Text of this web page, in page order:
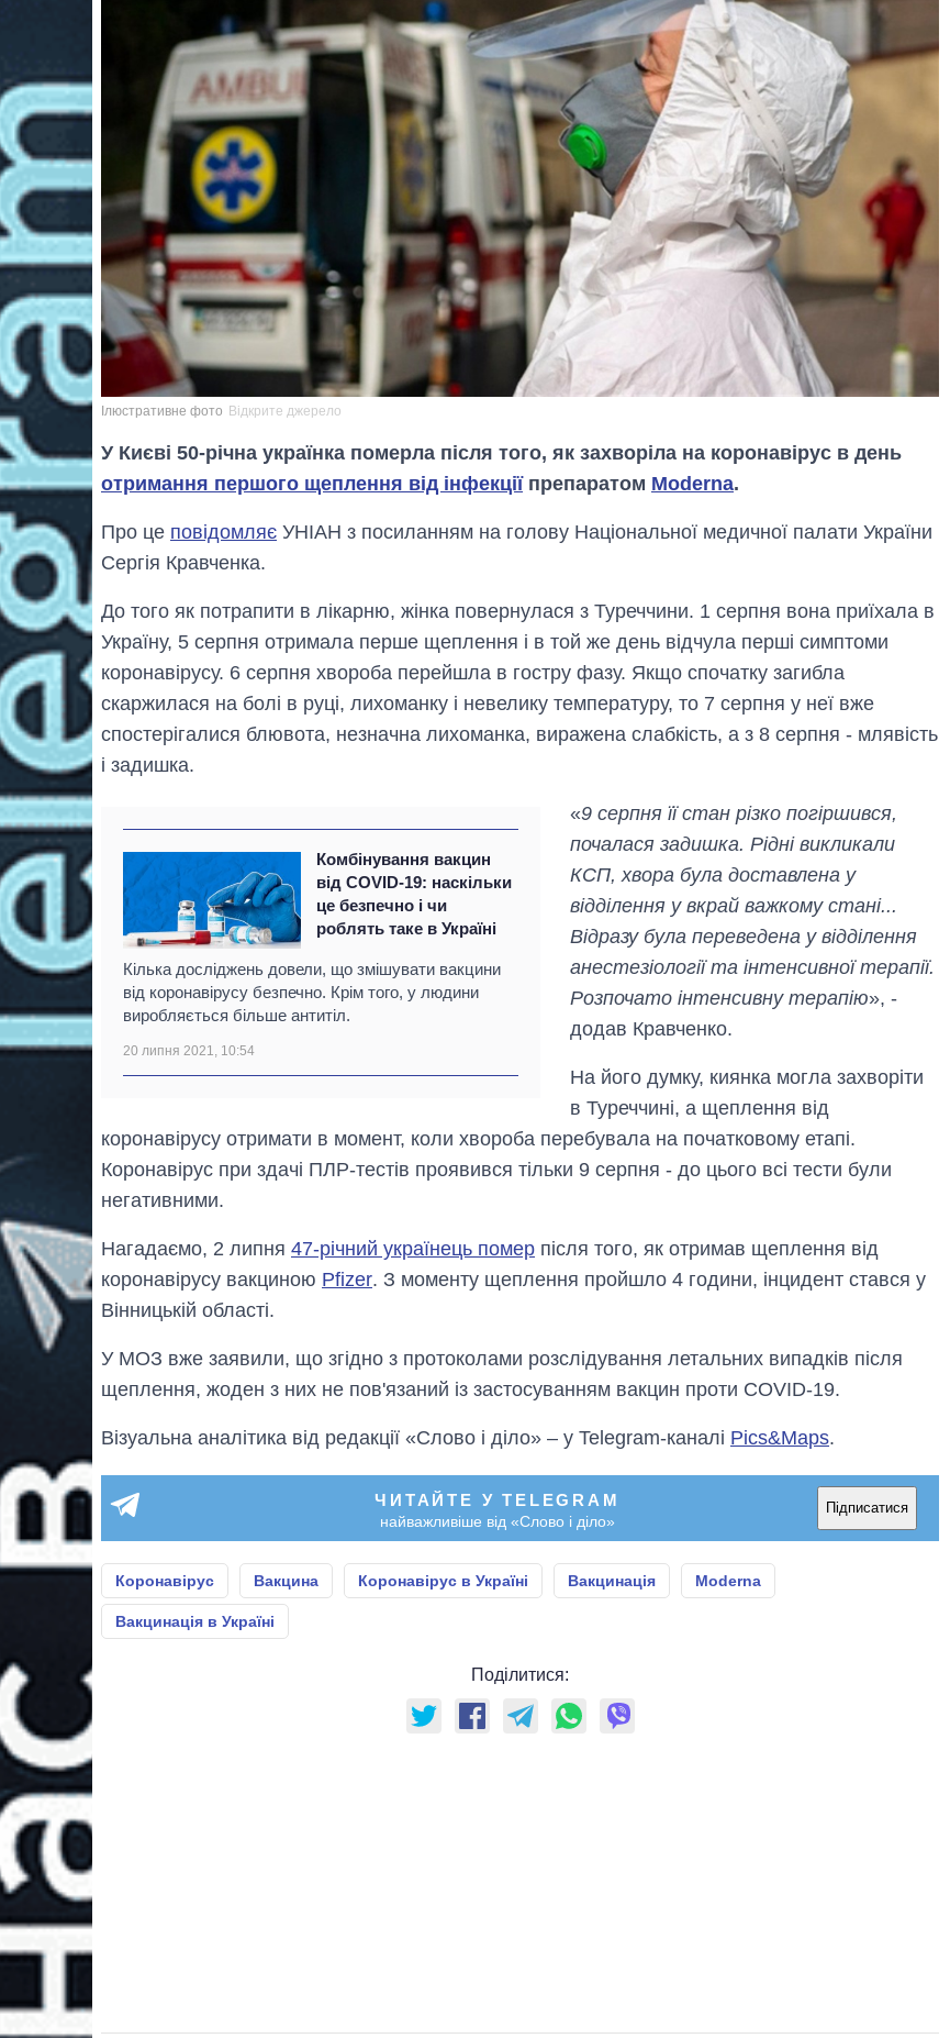
Ілюстративне фото Відкрите джерело
У Києві 50-річна українка померла після того, як захворіла на коронавірус в день
отримання першого щеплення від інфекціїпрепаратом Moderna.
Про це повідомляє УНІАН з посиланням на голову Національної медичної палати України
Сергія Кравченка.
До того як потрапити в лікарню, жінка повернулася з Туреччини. 1 серпня вона приїхала в
Україну, 5 серпня отримала перше щеплення і в той же день відчула перші симптоми
коронавірусу. 6 серпня хвороба перейшла в гостру фазу. Якщо спочатку загибла
скаржилася на болі в руці, лихоманку і невелику температуру, то 7 серпня у неї вже
спостерігалися блювота, незначна лихоманка, виражена слабкість, а з 8 серпня - млявість
і задишка.
Комбінування вакцин
від COVID-19: наскільки
це безпечно і чи
роблять таке в Україні
Кілька досліджень довели, що змішувати вакцини
від коронавірусу безпечно. Крім того, у людини
виробляється більше антитіл.
20 липня 2021, 10:54
«9 серпня її стан різко погіршився,
почалася задишка. Рідні викликали
КСП, хвора була доставлена у
відділення у вкрай важкому стані...
Відразу була переведена у відділення
анестезіології та інтенсивної терапії.
Розпочато інтенсивну терапію», -
додав Кравченко.
На його думку, киянка могла захворіти
в Туреччині, а щеплення від
коронавірусу отримати в момент, коли хвороба перебувала на початковому етапі.
Коронавірус при здачі ПЛР-тестів проявився тільки 9 серпня - до цього всі тести були
негативними.
Нагадаємо, 2 липня 47-річний українець помер після того, як отримав щеплення від
коронавірусу вакциною Pfizer. З моменту щеплення пройшло 4 години, інцидент стався у
Вінницькій області.
У МОЗ вже заявили, що згідно з протоколами розслідування летальних випадків після
щеплення, жоден з них не пов'язаний із застосуванням вакцин проти COVID-19.
Візуальна аналітика від редакції «Слово і діло» – у Telegram-каналі Pics&Maps.
ЧИТАЙТЕ У TELEGRAM
найважливіше від «Слово і діло»
Підписатися
Коронавірус Вакцина Коронавірус в Україні Вакцинація Moderna
Вакцинація в Україні
Поділитися:
Вісім масованих
ударів по Україні
за літо: Київ та
головною ціллю
рф